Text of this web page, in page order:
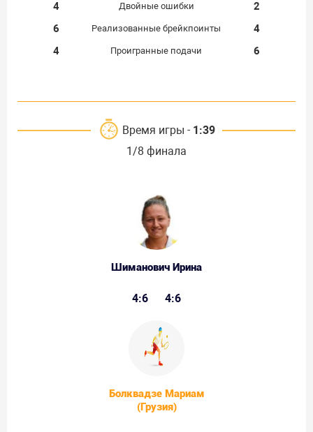
4
Двойные ошибки
2
6
Реализованные брейкпоинты
4
4
Проигранные подачи 6
Время игры - 1:39
1/8 финала
Шиманович Ирина
4:6 4:6
Болквадзе Мариам
(Грузия)